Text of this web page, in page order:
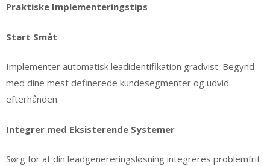
Praktiske Implementeringstips
Start Småt
Implementer automatisk leadidentifikation gradvist. Begynd
med dine mest definerede kundesegmenter og udvid
efterhånden.
Integrer med Eksisterende Systemer
Sørg for at din leadgenereringsløsning integreres problemfrit